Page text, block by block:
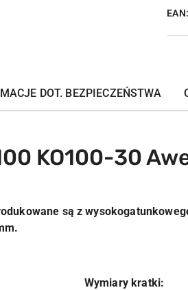
EAN:
DOT. BEZPIECZEŃSTWA
KO100-30
są z
Wymiary kratki: